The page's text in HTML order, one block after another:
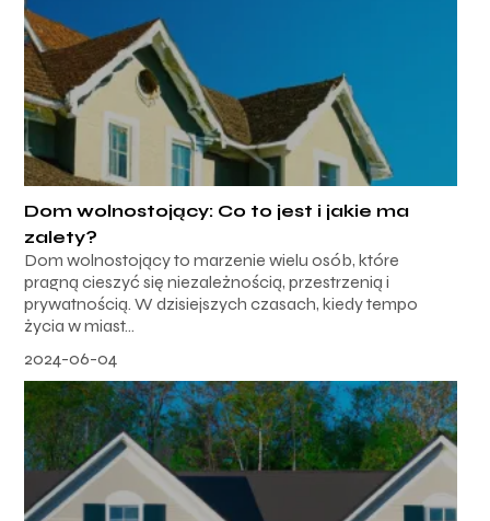
Dom wolnostojący: Co to jest i jakie ma
zalety?
Dom wolnostojący to marzenie wielu osób, które
pragną cieszyć się niezależnością, przestrzenią i
prywatnością. W dzisiejszych czasach, kiedy tempo
życia w miast...
2024-06-04